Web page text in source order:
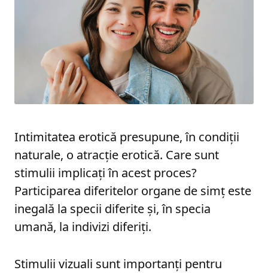
Intimitatea erotică presupune, în condiții
naturale, o atracție erotică. Care sunt
stimulii implicați în acest proces?
Participarea diferitelor organe de simț este
inegală la specii diferite și, în specia
umană, la indivizi diferiți.
Stimulii vizuali sunt importanți pentru